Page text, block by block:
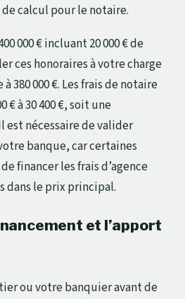
calcul pour le notaire.
000 € incluant 20 000 € de
ces honoraires à votre charge
380 000 €. Les frais de notaire
€ à 30 400 €, soit une
est nécessaire de valider
banque, car certaines
financer les frais d’agence
dans le prix principal.
et l’apport
ou votre banquier avant de